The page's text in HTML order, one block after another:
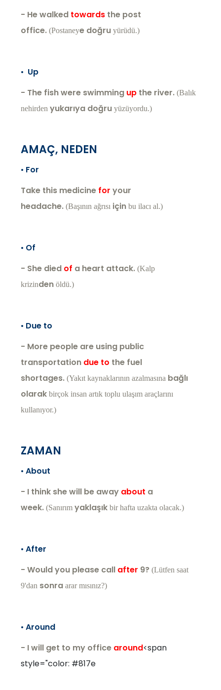
- He walked towards the post
office. (Postaneye doğru yürüdü.)
• Up
- The fish were swimming up the river. (Balık
nehirden yukarıya doğru yüzüyordu.)
AMAÇ, NEDEN
• For
Take this medicine for your
headache. (Başının ağrısı için bu ilacı al.)
• Of
- She died of a heart attack. (Kalp
krizinden öldü.)
• Due to
- More people are using public
transportation due to the fuel
shortages. (Yakıt kaynaklarının azalmasına bağlı
olarak birçok insan artık toplu ulaşım araçlarını
kullanıyor.)
ZAMAN
• About
- I think she will be away about a
week. (Sanırım yaklaşık bir hafta uzakta olacak.)
• After
- Would you please call after 9? (Lütfen saat
9'dan sonra arar mısınız?)
• Around
- I will get to my office around<span
style="color: #817e